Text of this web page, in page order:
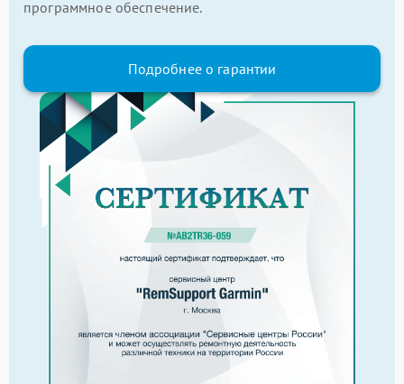
программное обеспечение.
Подробнее о гарантии